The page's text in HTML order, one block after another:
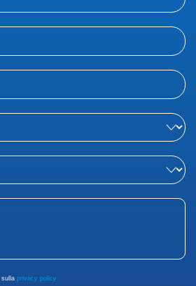
privacy policy